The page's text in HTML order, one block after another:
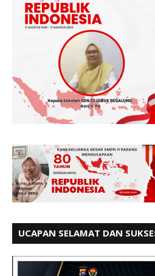
UCAPAN SELAMAT DAN